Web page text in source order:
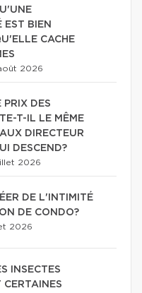
EST BIEN
CACHE
2026
PRIX DES
T-IL LE MÊME
DIRECTEUR
DESCEND?
2026
DE L'INTIMITÉ
DE CONDO?
2026
INSECTES
CERTAINES